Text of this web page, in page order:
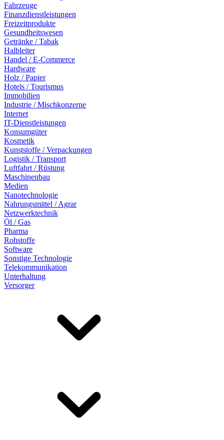
Fahrzeuge
Finanzdienstleistungen
Freizeitprodukte
Gesundheitswesen
Getränke / Tabak
Halbleiter
Handel / E-Commerce
Hardware
Holz / Papier
Hotels / Tourismus
Immobilien
Industrie / Mischkonzerne
Internet
IT-Dienstleistungen
Konsumgüter
Kosmetik
Kunststoffe / Verpackungen
Logistik / Transport
Luftfahrt / Rüstung
Maschinenbau
Medien
Nanotechnologie
Nahrungsmittel / Agrar
Netzwerktechnik
Öl / Gas
Pharma
Rohstoffe
Software
Sonstige Technologie
Telekommunikation
Unterhaltung
Versorger